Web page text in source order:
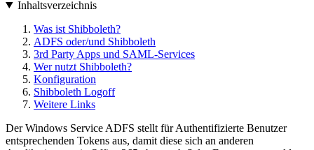
Inhaltsverzeichnis
Was ist Shibboleth?
ADFS oder/und Shibboleth
3rd Party Apps und SAML-Services
Wer nutzt Shibboleth?
Konfiguration
Shibboleth Logoff
Weitere Links
Der Windows Service ADFS stellt für Authentifizierte Benutzer
entsprechenden Tokens aus, damit diese sich an anderen